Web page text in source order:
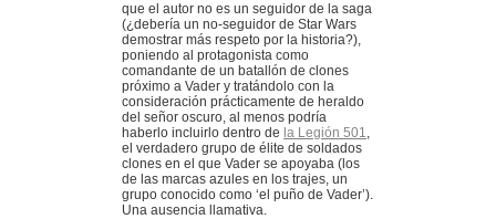
que el autor no es un seguidor de la saga
(¿debería un no-seguidor de Star Wars
demostrar más respeto por la historia?),
poniendo al protagonista como
comandante de un batallón de clones
próximo a Vader y tratándolo con la
consideración prácticamente de heraldo
del señor oscuro, al menos podría
haberlo incluirlo dentro de la Legión 501
el verdadero grupo de élite de soldados
clones en el que Vader se apoyaba (los
de las marcas azules en los trajes, un
grupo conocido como ‘el puño de Vader’).
Una ausencia llamativa.